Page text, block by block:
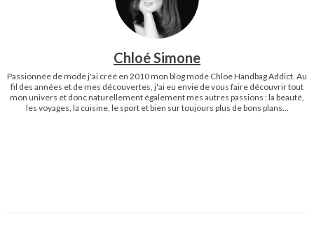
Chloé Simone
Passionnée de mode j'ai créé en 2010 mon blog mode Chloe Handbag Addict. Au
fil des années et de mes découvertes, j'ai eu envie de vous faire découvrir tout
mon univers et donc naturellement également mes autres passions : la beauté,
les voyages, la cuisine, le sport et bien sur toujours plus de bons plans...